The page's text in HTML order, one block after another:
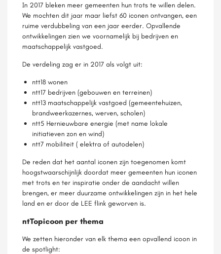
In 2017 bleken meer gemeenten hun trots te willen delen.
We mochten dit jaar maar liefst 60 iconen ontvangen, een
ruime verdubbeling van een jaar eerder. Opvallende
ontwikkelingen zien we voornamelijk bij bedrijven en
maatschappelijk vastgoed.
De verdeling zag er in 2017 als volgt uit:
ntt18 wonen
ntt17 bedrijven (gebouwen en terreinen)
ntt13 maatschappelijk vastgoed (gemeentehuizen,
brandweerkazernes, werven, scholen)
ntt5 Hernieuwbare energie (met name lokale
initiatieven zon en wind)
ntt7 mobiliteit ( elektra of autodelen)
De reden dat het aantal iconen zijn toegenomen komt
hoogstwaarschijnlijk doordat meer gemeenten hun iconen
met trots en ter inspiratie onder de aandacht willen
brengen, er meer duurzame ontwikkelingen zijn in het hele
land en er door de LEE flink geworven is.
ntTopicoon per thema
We zetten hieronder van elk thema een opvallend icoon in
de spotlight: